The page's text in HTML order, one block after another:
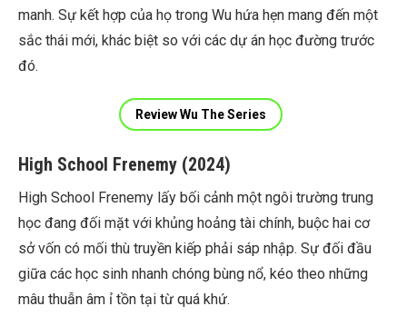
manh. Sự kết hợp của họ trong Wu hứa hẹn mang đến một
sắc thái mới, khác biệt so với các dự án học đường trước
đó.
Review Wu The Series
High School Frenemy (2024)
High School Frenemy lấy bối cảnh một ngôi trường trung
học đang đối mặt với khủng hoảng tài chính, buộc hai cơ
sở vốn có mối thù truyền kiếp phải sáp nhập. Sự đối đầu
giữa các học sinh nhanh chóng bùng nổ, kéo theo những
mâu thuẫn âm ỉ tồn tại từ quá khứ.